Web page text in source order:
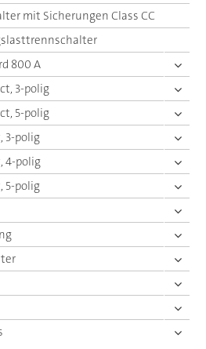
mit Sicherungen Class CC
800 A
3-polig
5-polig
3-polig
4-polig
5-polig